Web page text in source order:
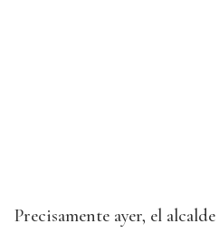
Precisamente ayer, el alcalde